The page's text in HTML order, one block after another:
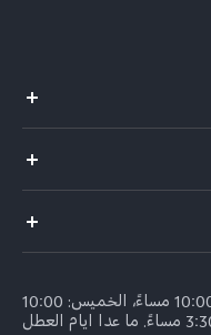
السبت - الأربعاء : 10:00 صباحاً - 10:00 مساءً، الخميس: 10:00